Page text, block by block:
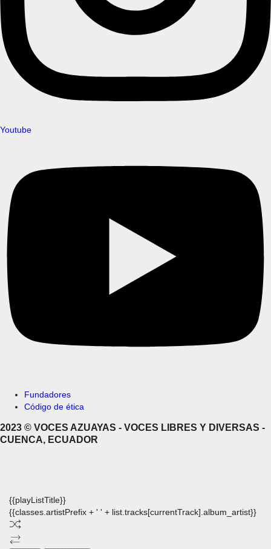
Youtube
Fundadores
Código de ética
2023 © VOCES AZUAYAS - VOCES LIBRES Y DIVERSAS -
CUENCA, ECUADOR
{{playListTitle}}
{{classes.artistPrefix + ' ' + list.tracks[currentTrack].album_artist}}